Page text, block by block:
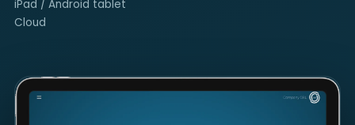
iPad / Android tablet
Cloud